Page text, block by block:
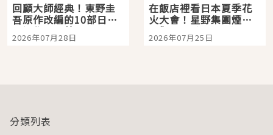
回顧大師經典！東野圭
吾原作改編的10部日本
影視作品推薦
2026年07月28日
在飯店裡看日本夏季花
火大會！星野集團煙火
景觀飯店6選，讓你不用
人擠人悠閒欣賞
2026年07月25日
分類列表